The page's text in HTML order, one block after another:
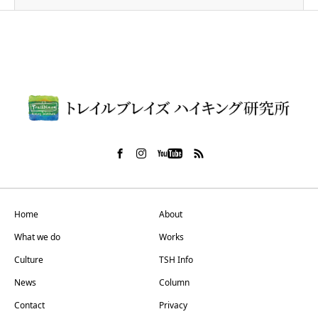
Home
About
What we do
Works
Culture
TSH Info
News
Column
Contact
Privacy